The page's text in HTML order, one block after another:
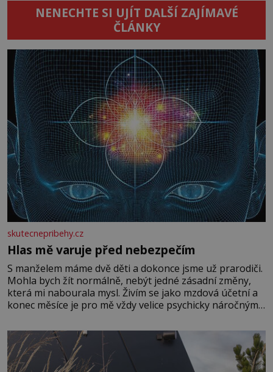
NENECHTE SI UJÍT DALŠÍ ZAJÍMAVÉ
ČLÁNKY
skutecnepribehy.cz
Hlas mě varuje před nebezpečím
S manželem máme dvě děti a dokonce jsme už prarodiči.
Mohla bych žít normálně, nebýt jedné zásadní změny,
která mi nabourala mysl. Živím se jako mzdová účetní a
konec měsíce je pro mě vždy velice psychicky náročným
dál častěji volá o pomoc, co se hlídání týče. Dalo by se